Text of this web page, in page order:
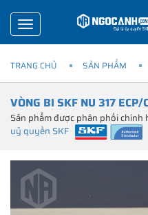
Toggle
navigation
TRANG CHỦ SẢN PHẨM
VÒNG BI SKF NU 317 ECP/
Sản phẩm được phân phối chính
uỷ quyền SKF